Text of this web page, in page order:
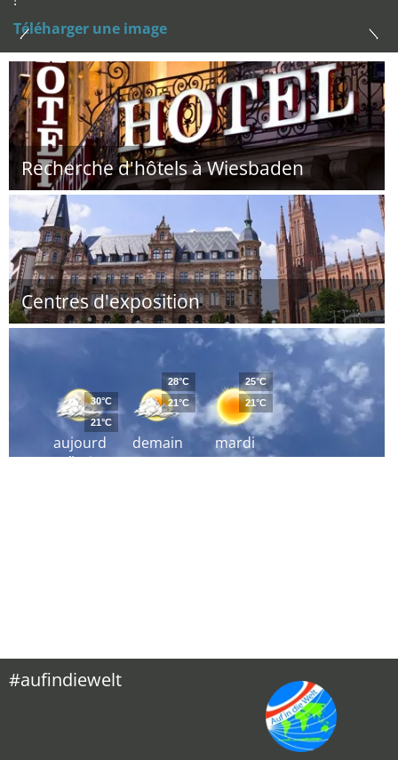
Téléharger une image
Recherche d'hôtels à Wiesbaden
Centres d'exposition
aujourd
´hui
30°C
21°C
demain
28°C
21°C
mardi
25°C
21°C
#aufindiewelt